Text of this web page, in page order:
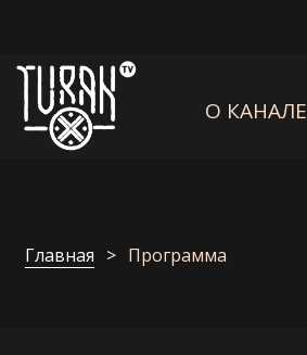
О КАНАЛЕ
Главная Программа